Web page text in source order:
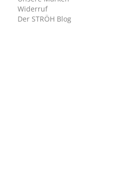
Widerruf
Der STRÖH Blog